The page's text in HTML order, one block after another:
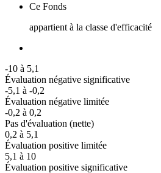
Ce Fonds
appartient à la classe d'efficacité
-10 à 5,1
Évaluation négative significative
-5,1 à -0,2
Évaluation négative limitée
-0,2 à 0,2
Pas d'évaluation (nette)
0,2 à 5,1
Évaluation positive limitée
5,1 à 10
Évaluation positive significative